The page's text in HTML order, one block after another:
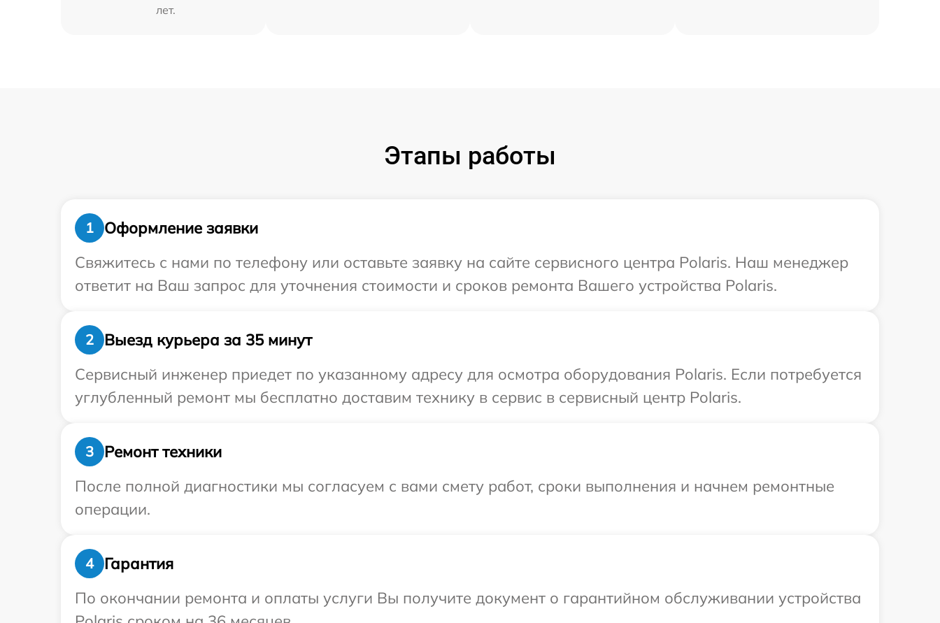
лет.
Этапы работы
1
Оформление заявки
Свяжитесь с нами по телефону или оставьте заявку на сайте сервисного центра Polaris. Наш менеджер
ответит на Ваш запрос для уточнения стоимости и сроков ремонта Вашего устройства Polaris.
2
Выезд курьера за 35 минут
Сервисный инженер приедет по указанному адресу для осмотра оборудования Polaris. Если потребуется
углубленный ремонт мы бесплатно доставим технику в сервис в сервисный центр Polaris.
3
Ремонт техники
После полной диагностики мы согласуем с вами смету работ, сроки выполнения и начнем ремонтные
операции.
4
Гарантия
По окончании ремонта и оплаты услуги Вы получите документ о гарантийном обслуживании устройства